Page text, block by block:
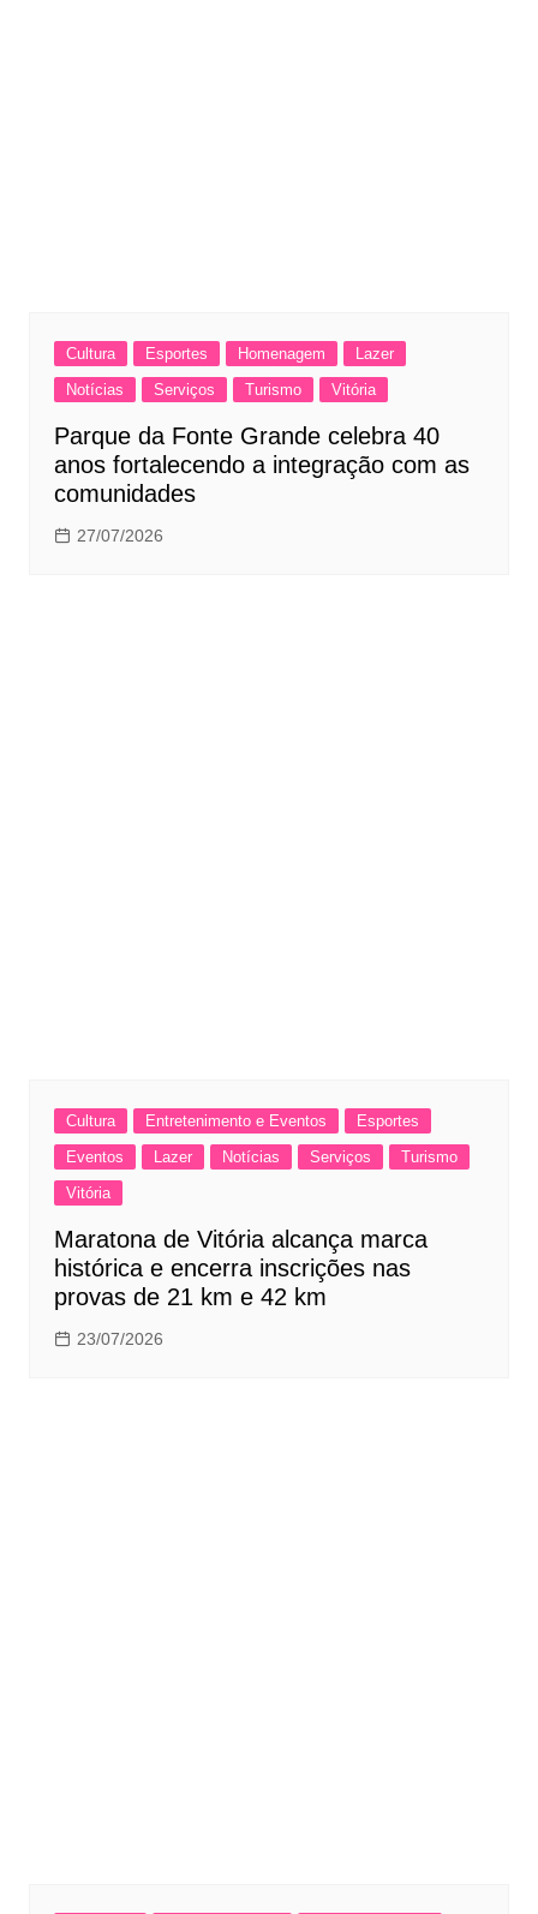
Cultura Esportes Homenagem
Lazer
Notícias
Serviços Turismo Vitória
Parque da Fonte Grande celebra 40
anos fortalecendo a integração com as
comunidades
27/07/2026
Cultura Entretenimento e Eventos
Esportes
Eventos
Lazer Notícias Serviços
Turismo
Vitória
Maratona de Vitória alcança marca
histórica e encerra inscrições nas
provas de 21 km e 42 km
23/07/2026